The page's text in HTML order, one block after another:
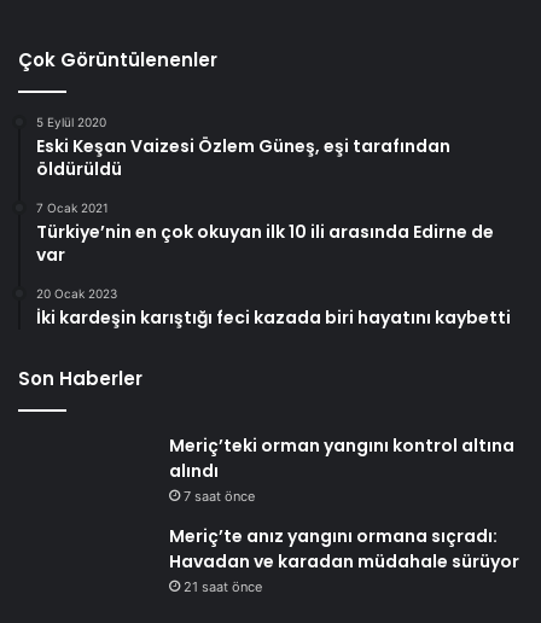
Çok Görüntülenenler
5 Eylül 2020
Eski Keşan Vaizesi Özlem Güneş, eşi tarafından
öldürüldü
7 Ocak 2021
Türkiye’nin en çok okuyan ilk 10 ili arasında Edirne de
var
20 Ocak 2023
İki kardeşin karıştığı feci kazada biri hayatını kaybetti
Son Haberler
Meriç’teki orman yangını kontrol altına
alındı
7 saat önce
Meriç’te anız yangını ormana sıçradı:
Havadan ve karadan müdahale sürüyor
21 saat önce